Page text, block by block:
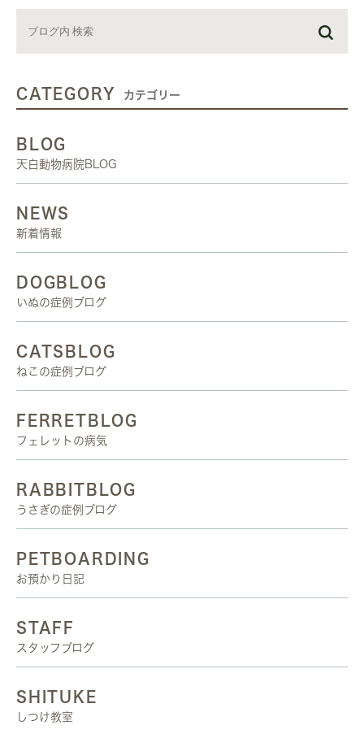
CATEGORY カテゴリー
BLOG
天白動物病院BLOG
NEWS
新着情報
DOGBLOG
いぬの症例ブログ
CATSBLOG
ねこの症例ブログ
FERRETBLOG
フェレットの病気
RABBITBLOG
うさぎの症例ブログ
PETBOARDING
お預かり日記
STAFF
スタッフブログ
SHITUKE
しつけ教室